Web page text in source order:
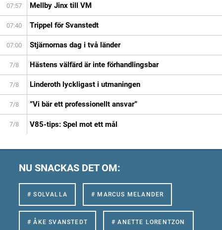
07:57 Mellby Jinx till VM
07:40 Trippel för Svanstedt
07:00 Stjärnornas dag i två länder
7/8 Hästens välfärd är inte förhandlingsbar
7/8 Linderoth lyckligast i utmaningen
7/8 ”Vi bär ett professionellt ansvar”
7/8 V85-tips: Spel mot ett mål
NU SNACKAS DET OM:
# SOLVALLA # MARCUS MELANDER
# ÅKE SVANSTEDT # ANETTE LORENTZON